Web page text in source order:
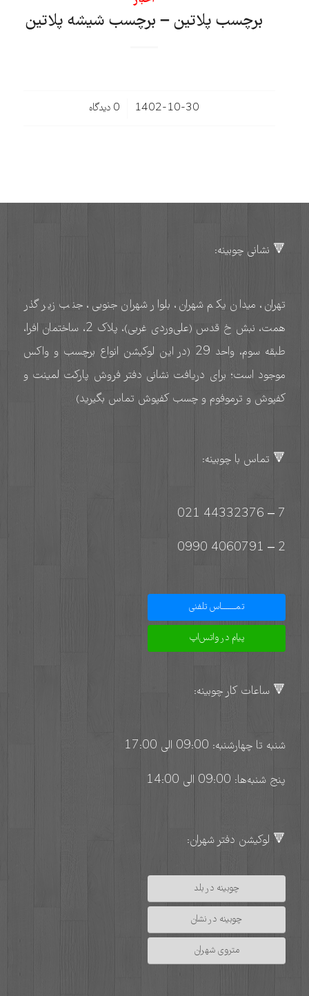
برچسب پلاتین – برچسب شیشه پلاتین
1402-10-30
/ 0 دیدگاه‌
🔻 نشانی چوبینه:
تهران، میدان یکم شهران، بلوار شهران جنوبی، جنب زیر گذر
همت، نبش خ قدس (علی‌وردی غربی)، پلاک 2، ساختمان افرا،
طبقه سوم، واحد 29 (در این لوکیشن انواع برچسب و واکس
موجود است؛ برای دریافت نشانی دفتر فروش پارکت لمینت و
کفپوش و ترموفوم و چسب کفپوش تماس بگیرید)
🔻 تماس با چوبینه:
7 – 44332376 021
2 – 4060791 0990
تمـــــــاس تلفنی
پیام در واتس‌اپ
🔻 ساعات کار چوبینه:
شنبه تا چهارشنبه: 09:00 الی 17:00
پنج شنبه‌ها: 09:00 الی 14:00
🔻 لوکیشن دفتر شهران:
چوبینه در بلد
چوبینه در نشان
متروی شهران